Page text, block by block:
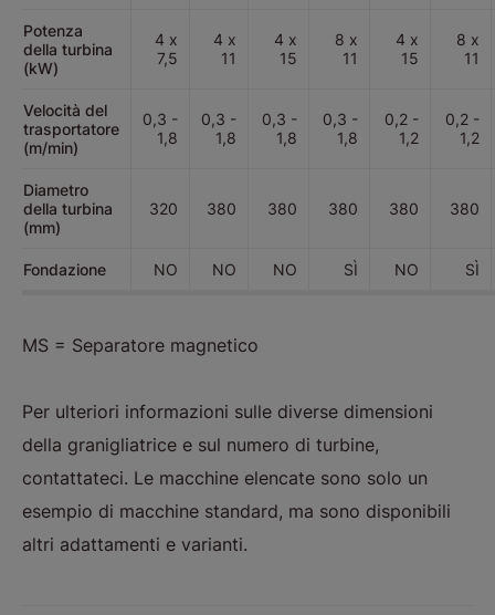
Potenza
della turbina
(kW)
4 x
7,5
4 x
11
4 x
15
8 x
11
4 x
15
8 x
11
Velocità del
trasportatore
(m/min)
0,3 -
1,8
0,3 -
1,8
0,3 -
1,8
0,3 -
1,8
0,2 -
1,2
0,2 -
1,2
Diametro
della turbina
(mm)
320 380 380 380 380 380
Fondazione NO NO NO SÌ NO SÌ
MS = Separatore magnetico
Per ulteriori informazioni sulle diverse dimensioni
della granigliatrice e sul numero di turbine,
contattateci. Le macchine elencate sono solo un
esempio di macchine standard, ma sono disponibili
altri adattamenti e varianti.